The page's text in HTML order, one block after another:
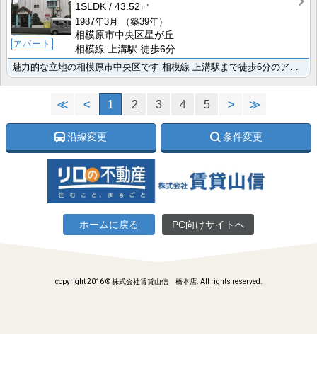
アパート
1SLDK
43.52㎡
1987年3月
（築39年）
相模原市中央区星が丘
相模線 上溝駅 徒歩6分
魅力的な立地の相模原市中央区です 相模線 上溝駅まで徒歩6分のアパートに空きが出ました。素敵な1SL･･･
≪ < 1 2 3 4 5 > ≫
沿線変更 条件変更
ホームに戻る PC向けサイトへ
copyright 2016 © 株式会社賃貸山信 橋本店. All rights reserved.